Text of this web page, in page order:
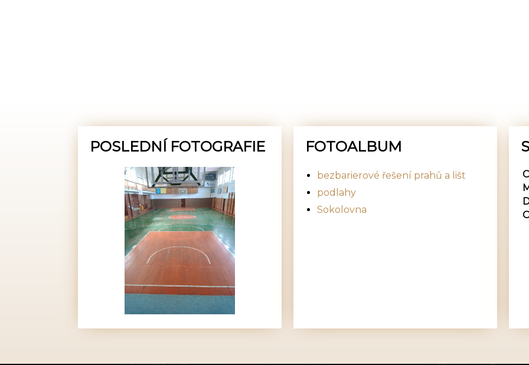
POSLEDNÍ FOTOGRAFIE FOTOALBUM
bezbarierové řešení prahů a lišt
podlahy
Sokolovna